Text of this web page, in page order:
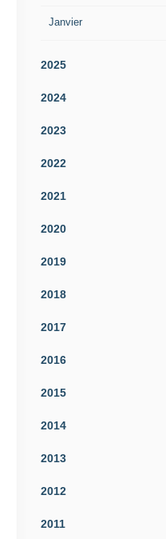
Janvier
2025
2024
2023
2022
2021
2020
2019
2018
2017
2016
2015
2014
2013
2012
2011